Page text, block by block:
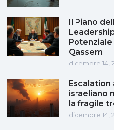
Il Piano
Potenziale
Qassem
dicembre 14,
Escalation
israeliano
la fragile
dicembre 14,